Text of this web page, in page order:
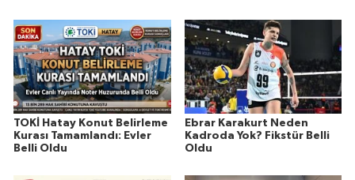
TOKİ Hatay Konut Belirleme
Kurası Tamamlandı: Evler
Belli Oldu
Ebrar Karakurt Neden
Kadroda Yok? Fikstür Belli
Oldu